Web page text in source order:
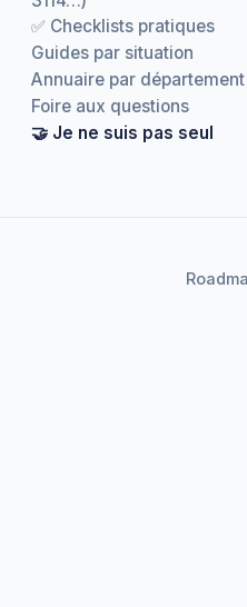
✅ Checklists pratiques
Guides par situation
Annuaire par département
Foire aux questions
🤝 Je ne suis pas seul